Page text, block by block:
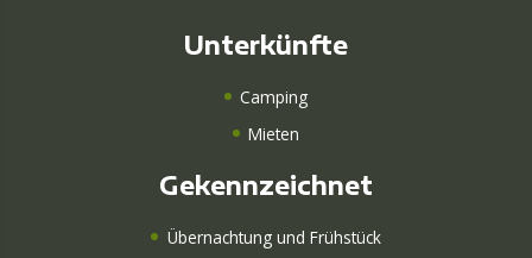
Unterkünfte
Camping
Mieten
Gekennzeichnet
Übernachtung und Frühstück